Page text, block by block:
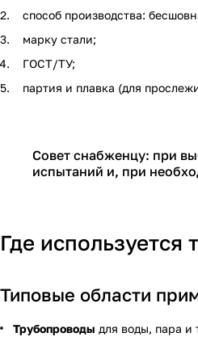
способ производства:
марку стали;
ГОСТ/ТУ;
партия и плавка (для
Совет снабженцу: при
испытаний и, при
Где используется
Типовые области
Трубопроводы для воды, пара и